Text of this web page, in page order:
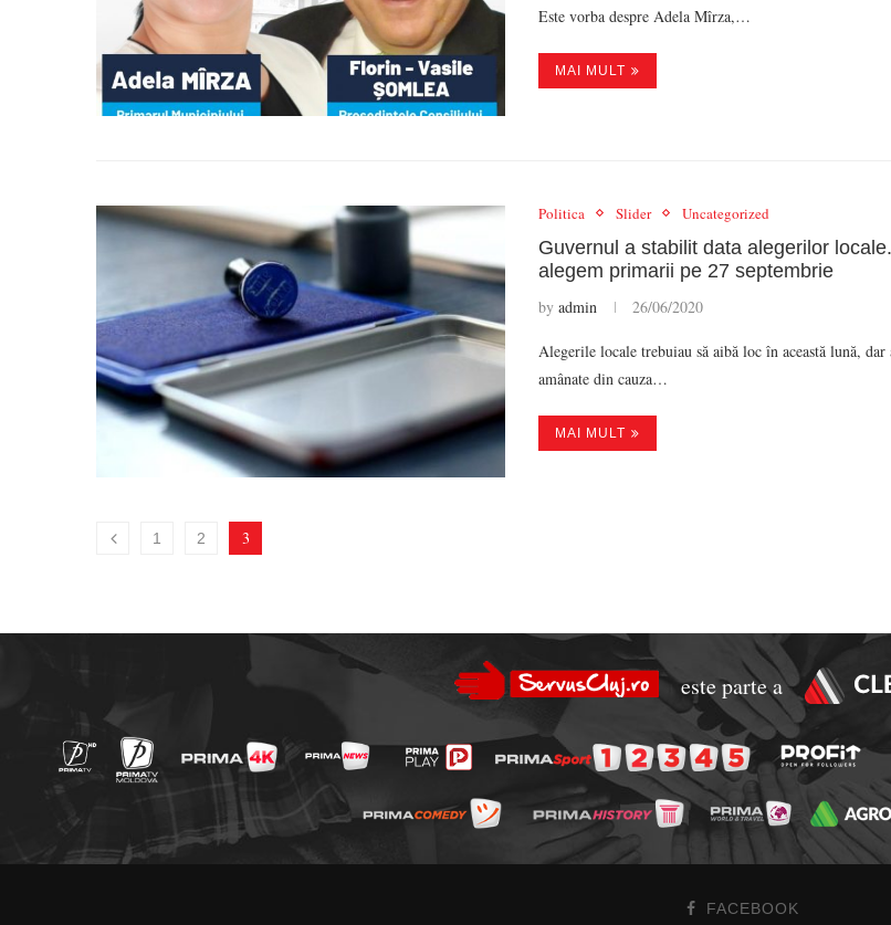
Este vorba despre Adela Mîrza,…
MAI MULT
Politica Slider Uncategorized
Guvernul a stabilit data alegerilor
alegem primarii pe 27 septembrie
by admin 26/06/2020
Alegerile locale trebuiau să aibă loc în această lună, dar
amânate din cauza…
MAI MULT
1 2 3
este parte a
FACEBOOK